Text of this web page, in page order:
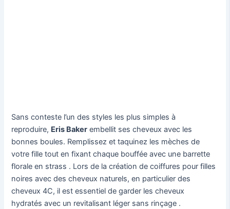
Sans conteste l’un des styles les plus simples à
reproduire, Eris Baker embellit ses cheveux avec les
bonnes boules. Remplissez et taquinez les mèches de
votre fille tout en fixant chaque bouffée avec une barrette
florale en strass . Lors de la création de coiffures pour filles
noires avec des cheveux naturels, en particulier des
cheveux 4C, il est essentiel de garder les cheveux
hydratés avec un revitalisant léger sans rinçage .